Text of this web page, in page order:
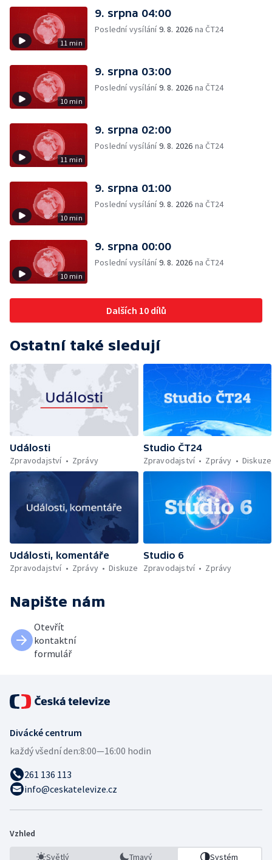
11 min
9. srpna 04:00
Poslední vysílání9. 8. 2026 na ČT24
10 min
9. srpna 03:00
Poslední vysílání9. 8. 2026 na ČT24
11 min
9. srpna 02:00
Poslední vysílání9. 8. 2026 na ČT24
10 min
9. srpna 01:00
Poslední vysílání9. 8. 2026 na ČT24
10 min
9. srpna 00:00
Poslední vysílání9. 8. 2026 na ČT24
Dalších 10 dílů
Ostatní také sledují
Události
Zpravodajství
Zprávy
Studio ČT24
Zpravodajství
Zprávy Diskuze
Události, komentáře
Zpravodajství
Zprávy Diskuze
Studio 6
Zpravodajství
Zprávy
Napište nám
Otevřít
kontaktní
formulář
Divácké centrum
každý všední den:8:00—16:00 hodin
261 136 113
info@ceskatelevize.cz
Vzhled
Světlý Tmavý Systém